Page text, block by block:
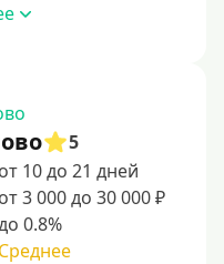
платежей (СБП)
5
от 10 до 21 дней
от 3 000 до 30 000 ₽
0.8%
Среднее